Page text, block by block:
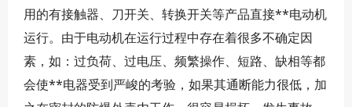
用的有接触器、刀开关、转换开关等产品直接**电动机
运行。由于电动机在运行过程中存在着很多不确定因
素，如：过负荷、过电压、频繁操作、短路、缺相等都
会使**电器受到严峻的考验，如果其通断能力很低，加